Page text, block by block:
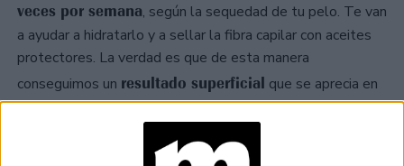
veces por semana, según la sequedad de tu pelo. Te van
a ayudar a hidratarlo y a sellar la fibra capilar con aceites
protectores. La verdad es que de esta manera
conseguimos un resultado superficial que se aprecia en
el exterior.
Si el pelo está muy dañado lo mejor es una